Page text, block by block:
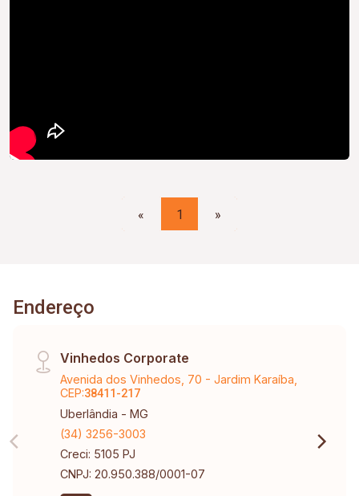
« 1 »
Endereço
Vinhedos Corporate
Avenida dos Vinhedos, 70 - Jardim Karaíba,
CEP:38411-217
Uberlândia - MG
(34) 3256-3003
Creci: 5105 PJ
CNPJ: 20.950.388/0001-07